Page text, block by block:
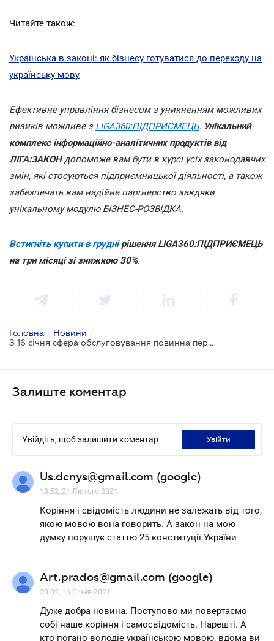
Читайте також:
Українська в законі: як бізнесу готуватися до переходу на
українську мову
Ефективне управління бізнесом з уникненням можливих
ризиків можливе з LIGA360:ПІДПРИЄМЕЦЬ. Унікальний
комплекс інформаційно-аналітичних продуктів від
ЛІГА:ЗАКОНдопоможе вам бути в курсі усіх законодавчих
змін, які стосуються підприємницької діяльності, а також
забезпечать вам надійне партнерство завдяки
унікальному модулю БІЗНЕС-РОЗВІДКА.
Встигніть купити в груднірішення LIGA360:ПІДПРИЄМЕЦЬ
на три місяці зі знижкою 30%.
Головна / Новини /
З 16 січня сфера обслуговування повинна перейти на державну мову
Залиште коментар
Увійдіть, щоб залишити коментар увійти
Us.denys@gmail.com (google)
18.52, 21 Лютого 2021
Коріння і свідомість людини не залежать від того,
якою мовою вона говорить. А закон на мою
думку порушує статтю 25 конституції України
Art.prados@gmail.com (google)
20.02, 16 Січня 2021
Дуже добра новина. Поступово ми повертаємо
собі наше коріння і самосвідомість. Нарешті. А
кто погано володіе українською мовою, вдома ви